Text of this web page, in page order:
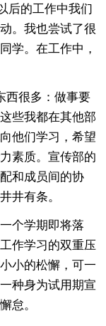
后的工作中我们
。我也尝试了很
学。在工作中，
西很多：做事要
些我都在其他部
他们学习，希望
素质。宣传部的
和成员间的协
井有条。
个学期即将落
作学习的双重压
小的松懈，可一
种身为试用期宣
怠。